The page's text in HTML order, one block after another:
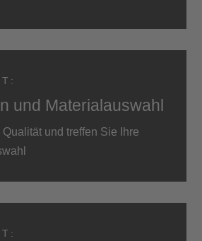
und Materialauswahl
und treffen Sie Ihre